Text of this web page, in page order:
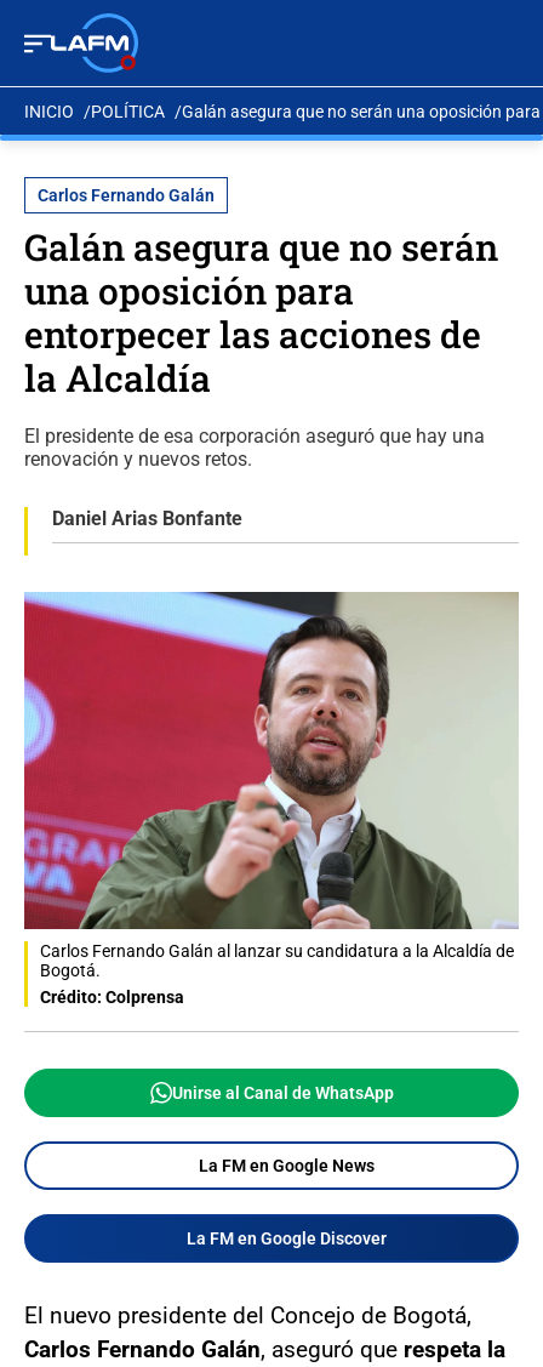
INICIO POLÍTICA Galán asegura que no serán una oposición
Carlos Fernando Galán
Galán asegura que no serán
una oposición para
entorpecer las acciones de
la Alcaldía
El presidente de esa corporación aseguró que hay una
renovación y nuevos retos.
Daniel Arias Bonfante
Carlos Fernando Galán al lanzar su candidatura a la Alcaldía de
Bogotá.
Crédito: Colprensa
Unirse al Canal de WhatsApp
La FM en Google News
La FM en Google Discover
El nuevo presidente del Concejo de Bogotá,
Carlos Fernando Galán, aseguró que respeta la